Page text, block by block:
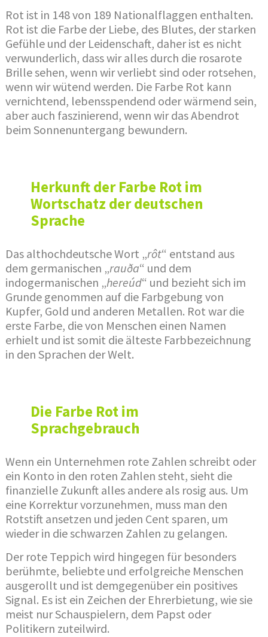
Rot ist in 148 von 189 Nationalflaggen enthalten.
Rot ist die Farbe der Liebe, des Blutes, der starken
Gefühle und der Leidenschaft, daher ist es nicht
verwunderlich, dass wir alles durch die rosarote
Brille sehen, wenn wir verliebt sind oder rotsehen,
wenn wir wütend werden. Die Farbe Rot kann
vernichtend, lebensspendend oder wärmend sein,
aber auch faszinierend, wenn wir das Abendrot
beim Sonnenuntergang bewundern.
Herkunft der Farbe Rot im
Wortschatz der deutschen
Sprache
Das althochdeutsche Wort „rôt“ entstand aus
dem germanischen „rauða“ und dem
indogermanischen „hereúd“ und bezieht sich im
Grunde genommen auf die Farbgebung von
Kupfer, Gold und anderen Metallen. Rot war die
erste Farbe, die von Menschen einen Namen
erhielt und ist somit die älteste Farbbezeichnung
in den Sprachen der Welt.
Die Farbe Rot im
Sprachgebrauch
Wenn ein Unternehmen rote Zahlen schreibt oder
ein Konto in den roten Zahlen steht, sieht die
finanzielle Zukunft alles andere als rosig aus. Um
eine Korrektur vorzunehmen, muss man den
Rotstift ansetzen und jeden Cent sparen, um
wieder in die schwarzen Zahlen zu gelangen.
Der rote Teppich wird hingegen für besonders
berühmte, beliebte und erfolgreiche Menschen
ausgerollt und ist demgegenüber ein positives
Signal. Es ist ein Zeichen der Ehrerbietung, wie sie
meist nur Schauspielern, dem Papst oder
Politikern zuteilwird.